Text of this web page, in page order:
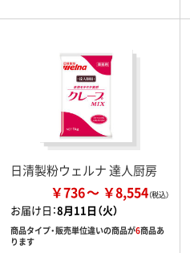
日清製粉ウェルナ 達人厨房
￥736 ￥8,554
お届け日：8月11日（火）
商品タイプ・販売単位違いの商品が6商品あ
ります